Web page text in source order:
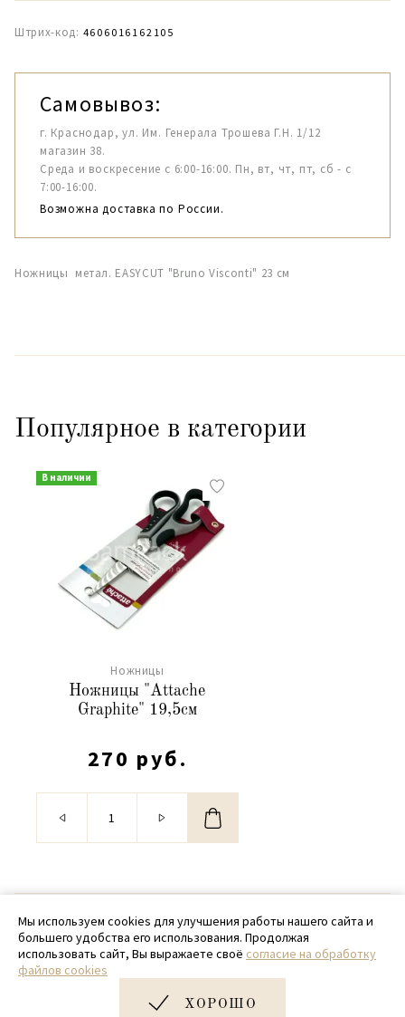
Штрих-код: 4606016162105
Самовывоз:
г. Краснодар, ул. Им. Генерала Трошева Г.Н. 1/12
магазин 38.
Среда и воскресение с 6:00-16:00. Пн, вт, чт, пт, сб - с
7:00-16:00.
Возможна доставка по России.
Ножницы метал. EASYCUT "Bruno Visconti" 23 см
Популярное в категории
В наличии
Ножницы
Ножницы "Attache
Graphite" 19,5см
270 руб.
© 2020 - 2026 SamPack
+ 7 (918) 699-97-87
zakaz@sampack.store
Мы используем cookies для улучшения работы нашего сайта и
большего удобства его использования. Продолжая
использовать сайт, Вы выражаете своё согласие на обработку
файлов cookies
ХОРОШО